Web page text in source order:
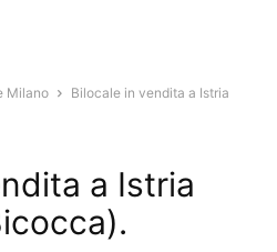
Milano
Bilocale in vendita a Istria
a Istria